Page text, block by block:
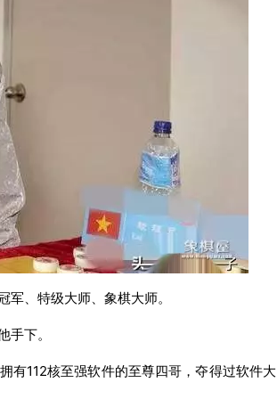
、特级大师、象棋大师。
下。
有112核至强软件的至尊四哥，夺得过软件大